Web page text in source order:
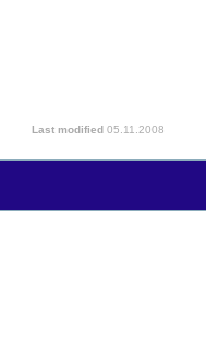
Last modified 05.11.2008